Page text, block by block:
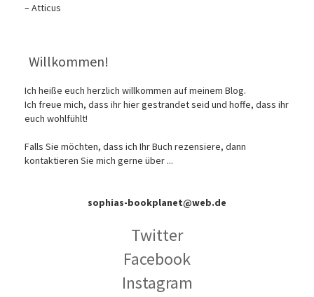
– Atticus
Willkommen!
Ich heiße euch herzlich willkommen auf meinem Blog.
Ich freue mich, dass ihr hier gestrandet seid und hoffe, dass ihr
euch wohlfühlt!
Falls Sie möchten, dass ich Ihr Buch rezensiere, dann
kontaktieren Sie mich gerne über ...
sophias-bookplanet@web.de
Twitter
Facebook
Instagram